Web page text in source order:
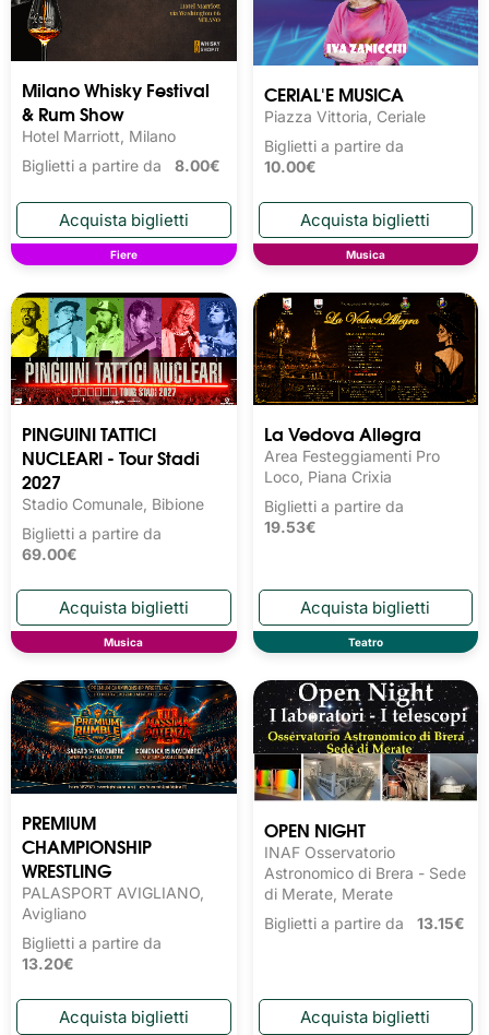
Milano Whisky Festival
& Rum Show
Hotel Marriott, Milano
Biglietti a partire da 8.00€
Fiere
CERIAL'E MUSICA
Piazza Vittoria, Ceriale
Biglietti a partire da
10.00€
Musica
PINGUINI TATTICI
NUCLEARI - Tour Stadi
2027
Stadio Comunale, Bibione
Biglietti a partire da
69.00€
Musica
La Vedova Allegra
Area Festeggiamenti Pro
Loco, Piana Crixia
Biglietti a partire da
19.53€
Teatro
PREMIUM
CHAMPIONSHIP
WRESTLING
PALASPORT AVIGLIANO,
Avigliano
Biglietti a partire da
13.20€
OPEN NIGHT
INAF Osservatorio
Astronomico di Brera - Sede
di Merate, Merate
Biglietti a partire da 13.15€